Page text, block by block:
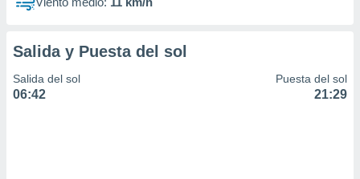
Salida y Puesta del sol
Salida del sol
06:42
Puesta del sol
21:29